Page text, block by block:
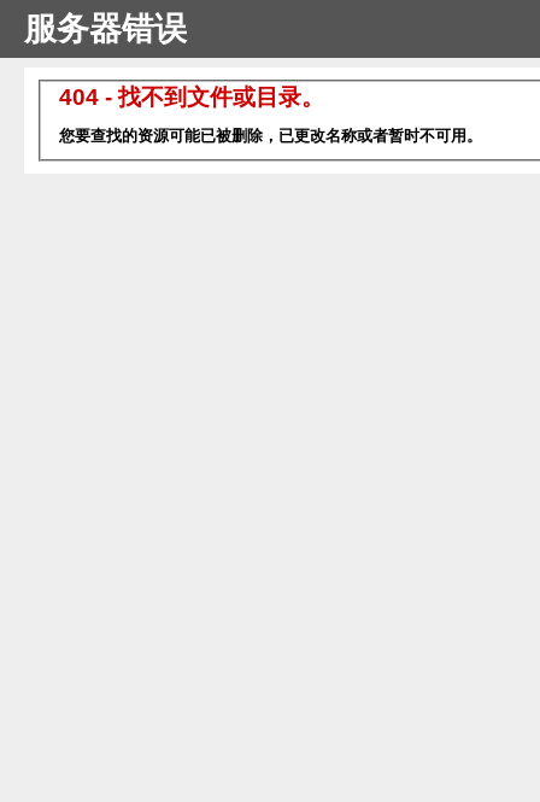
服务器错误
404 - 找不到文件或目录。
您要查找的资源可能已被删除，已更改名称或者暂时不可用。